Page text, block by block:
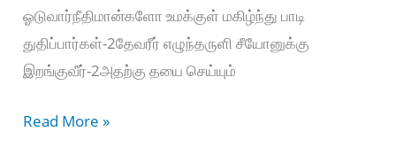
ஓடுவார்நீதிமான்களோ உமக்குள் மகிழ்ந்து பாடி
துதிப்பார்கள்-2தேவரீர் எழுந்தருளி சீயோனுக்கு
இறங்குவீர்-2அதற்கு தயை செய்யும்
எழுந்தருளும்
Read More »